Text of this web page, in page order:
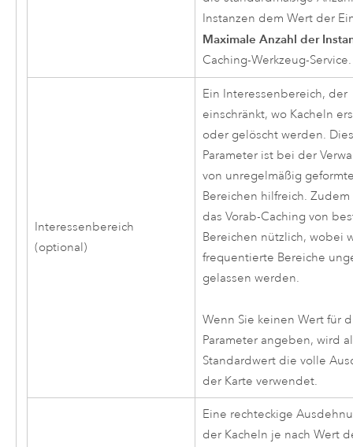
Instanzen dem Wert der
Maximale Anzahl der
Caching-Werkzeug-Service.
Interessenbereich
(optional)
Ein Interessenbereich, der
einschränkt, wo Kacheln
oder gelöscht werden.
Parameter ist bei der
von unregelmäßig
Bereichen hilfreich. Zudem
das Vorab-Caching von
Bereichen nützlich, wobei
frequentierte Bereiche
gelassen werden.
Wenn Sie keinen Wert für
Parameter angeben, wird
Standardwert die volle
der Karte verwendet.
Eine rechteckige
der Kacheln je nach Wert